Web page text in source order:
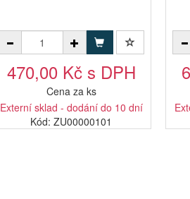
470,00 Kč s DPH
Cena za ks
Externí sklad - dodání do 10 dní
Kód: ZU00000101